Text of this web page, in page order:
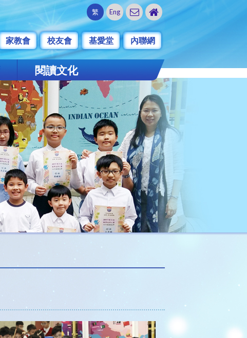
繁 Eng
家教會 校友會 基愛堂 內聯網
閱讀文化